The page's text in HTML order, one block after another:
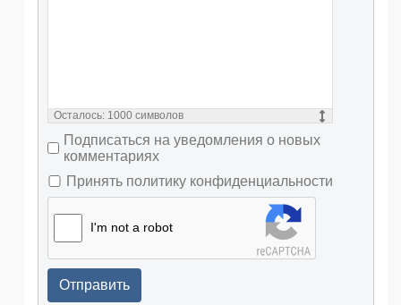
Осталось: 1000 символов
Подписаться на уведомления о новых
комментариях
Принять политику конфиденциальности
I'm not a robot
Отправить